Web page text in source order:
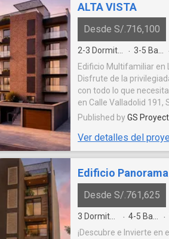
ALTA VISTA
Desde S/.716,100
2-3 · 3-5 ·
Edificio Multifamiliar en
Disfrute de la
con todo lo que
en Calle Valladolid 191,
de Surco, a pocas
Higuereta. En una zona
tranquila y residencial.
tranquilidad con la
Imagine vivir donde los
mejores colegios, centros
comerciales y
una extensión natural
día. Esta es la
Published byGS
Ver detalles del
Edificio Panorama
Desde S/.761,625
3 · 4-5 ·
¡Descubre e Invierte en